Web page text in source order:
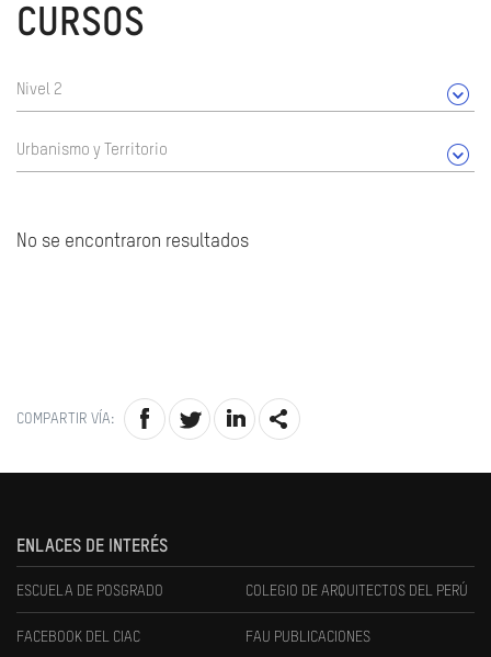
CURSOS
Nivel 2
Urbanismo y Territorio
No se encontraron resultados
COMPARTIR VÍA:
ENLACES DE INTERÉS
ESCUELA DE POSGRADO COLEGIO DE ARQUITECTOS DEL PERÚ
FACEBOOK DEL CIAC FAU PUBLICACIONES